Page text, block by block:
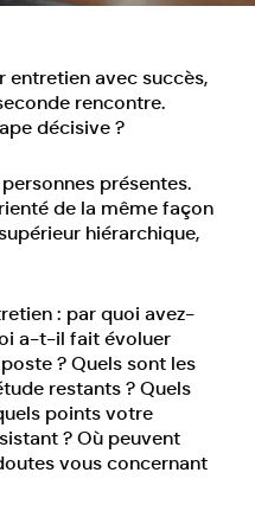
entretien avec succès,
rencontre.
décisive?
présentes.
de la même façon
hiérarchique,
: par quoi avez-
a-t-il fait évoluer
? Quels sont les
restants ? Quels
points votre
? Où peuvent
vous concernant